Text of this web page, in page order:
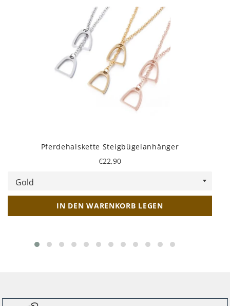
Pferdehalskette Steigbügelanhänger
Normaler
€22,90
IN DEN WARENKORB LEGEN